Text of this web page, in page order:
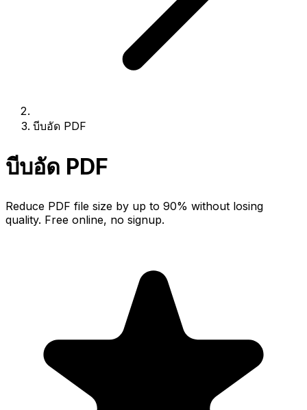
บีบอัด PDF
บีบอัด PDF
Reduce PDF file size by up to 90% without losing
quality. Free online, no signup.